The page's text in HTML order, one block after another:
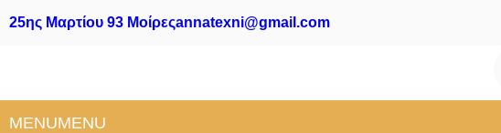
25ης Μαρτίου 93 Μοίρεςannatexni@gmail.com
MENUMENU